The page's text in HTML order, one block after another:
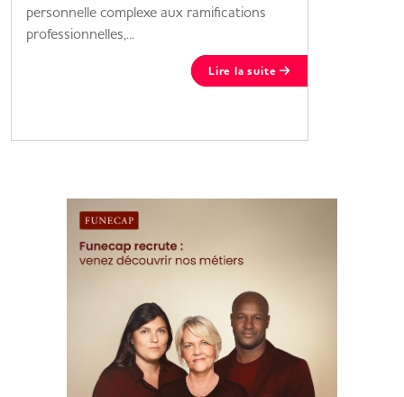
personnelle complexe aux ramifications
professionnelles,...
Lire la suite